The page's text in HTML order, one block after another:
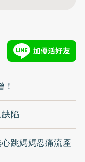
陷
跳媽媽忍痛流產